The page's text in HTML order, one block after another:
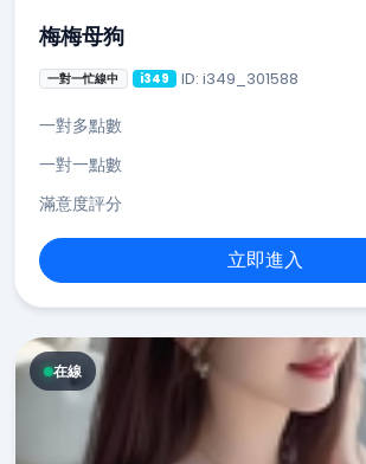
梅梅母狗
一對一忙線中 i349 ID: i349_301588
一對多點數
一對一點數
滿意度評分
立即進入
在線